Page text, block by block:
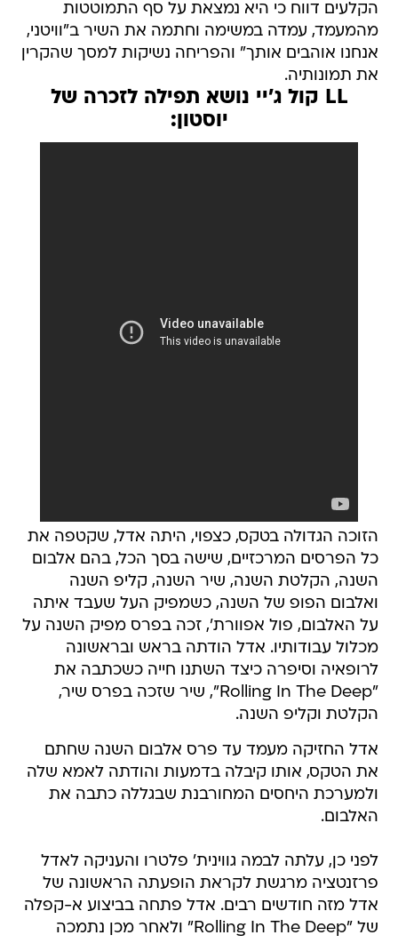
הקלעים דווח כי היא נמצאת על סף התמוטטות
מהמעמד, עמדה במשימה וחתמה את השיר ב"וויטני,
אנחנו אוהבים אותך" והפריחה נשיקות למסך שהקרין
את תמונותיה.
LL קול ג'יי נושא תפילה לזכרה של
יוסטון:
הזוכה הגדולה בטקס, כצפוי, היתה אדל, שקטפה את
כל הפרסים המרכזיים, שישה בסך הכל, בהם אלבום
השנה, הקלטת השנה, שיר השנה, קליפ השנה
ואלבום הפופ של השנה, כשמפיק העל שעבד איתה
על האלבום, פול אפוורת', זכה בפרס מפיק השנה על
מכלול עבודותיו. אדל הודתה בראש ובראשונה
לרופאיה וסיפרה כיצד השתנו חייה כשכתבה את
"Rolling In The Deep", שיר שזכה בפרס שיר,
הקלטת וקליפ השנה.
אדל החזיקה מעמד עד פרס אלבום השנה שחתם
את הטקס, אותו קיבלה בדמעות והודתה לאמא שלה
ולמערכת היחסים המחורבנת שבגללה כתבה את
האלבום.
לפני כן, עלתה לבמה גווינית' פלטרו והעניקה לאדל
פרזנטציה מרגשת לקראת הופעתה הראשונה של
אדל מזה חודשים רבים. אדל פתחה בביצוע א-קפלה
של "Rolling In The Deep" ולאחר מכן נתמכה